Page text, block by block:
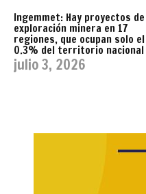
Ingemmet: Hay proyectos de
exploración minera en 17
regiones, que ocupan solo el
0.3% del territorio nacional
julio 3, 2026